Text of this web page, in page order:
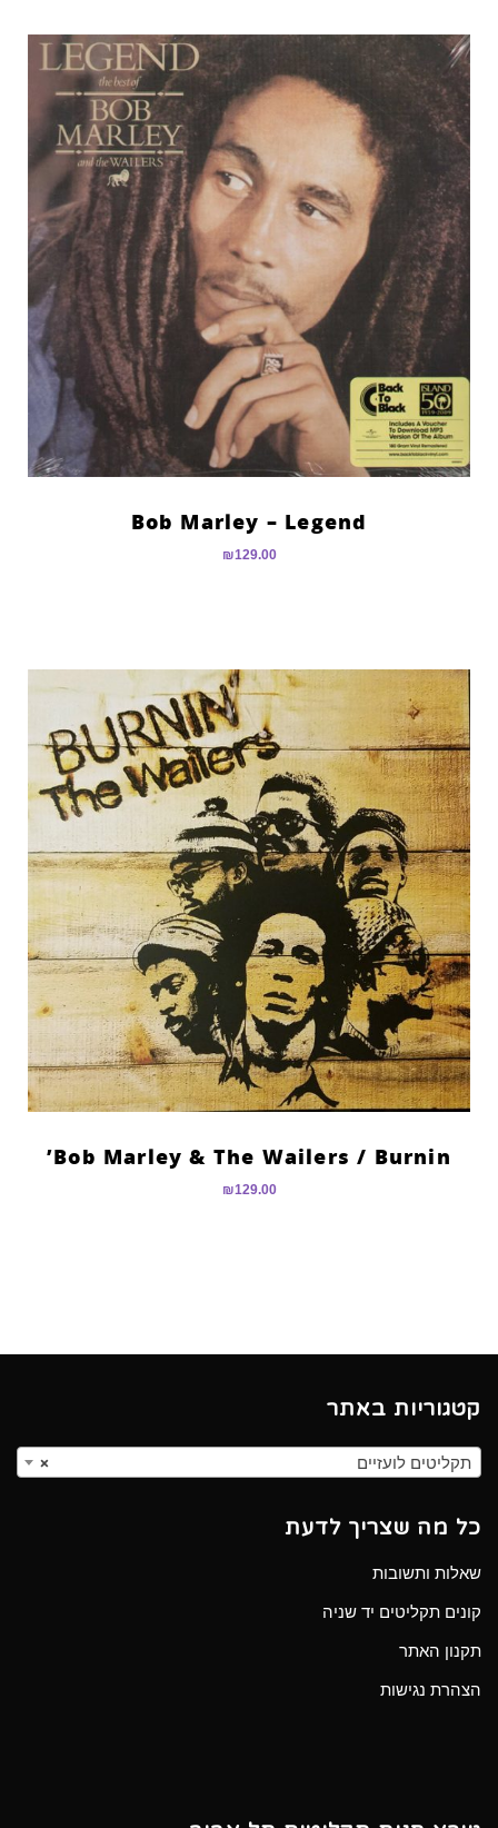
Bob Marley – Legend
₪129.00
Bob Marley & The Wailers ‎/ Burnin’
₪129.00
קטגוריות באתר
× תקליטים לועזיים
כל מה שצריך לדעת
שאלות ותשובות
קונים תקליטים יד שניה
תקנון האתר
הצהרת נגישות